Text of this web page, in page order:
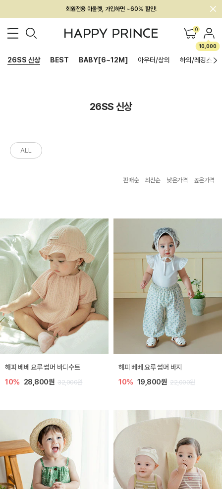
회원전용 아울렛, 가입하면 ~60% 할인!
멤버십 최대 28,000원 혜택 0
10,000
26SS 신상 BEST BABY[6~12M] 아우터/상의 하의/레깅스
26SS 신상
ALL
판매순 최신순 낮은가격 높은가격
해피 베베 요루 썸머 바디수트
10% 28,800원 32,000원
해피 베베 요루 썸머 바지
10% 19,800원 22,000원